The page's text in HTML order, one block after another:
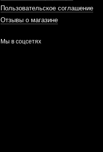
Пользовательское соглашение
Отзывы о магазине
Мы в соцсетях